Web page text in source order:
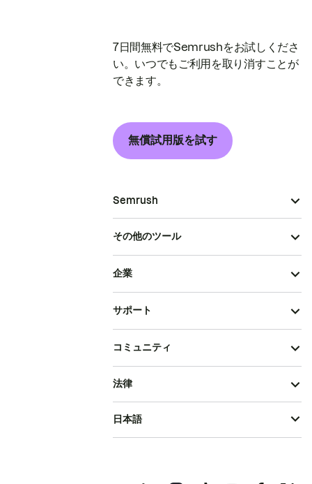
7日間無料でSemrushをお試しくださ
い。いつでもご利用を取り消すことが
できます。
無償試用版を試す
Semrush
その他のツール
企業
サポート
コミュニティ
法律
日本語